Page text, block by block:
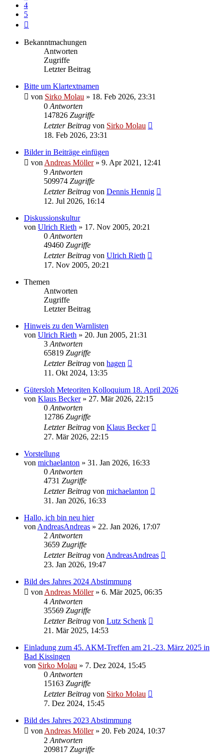
4
5
Bekanntmachungen
Antworten
Zugriffe
Letzter Beitrag
Bitte um Klartextnamen
von Sirko Molau » 18. Feb 2026, 23:31
0 Antworten
147826 Zugriffe
Letzter Beitrag von Sirko Molau
18. Feb 2026, 23:31
Bilder in Beiträge einfügen
von Andreas Möller» 9. Apr 2021, 12:41
9 Antworten
509974 Zugriffe
Letzter Beitrag von Dennis Hennig
12. Jul 2026, 16:14
Diskussionskultur
von Ulrich Rieth » 17. Nov 2005, 20:21
0 Antworten
49460 Zugriffe
Letzter Beitrag von Ulrich Rieth
17. Nov 2005, 20:21
Themen
Antworten
Zugriffe
Letzter Beitrag
Hinweis zu den Warnlisten
von Ulrich Rieth » 20. Jun 2005, 21:31
3 Antworten
65819 Zugriffe
Letzter Beitrag von hagen
11. Okt 2024, 13:35
Gütersloh Meteoriten Kolloquium 18. April 2026
von Klaus Becker» 27. Mär 2026, 22:15
0 Antworten
12786 Zugriffe
Letzter Beitrag von Klaus Becker
27. Mär 2026, 22:15
Vorstellung
von michaelanton » 31. Jan 2026, 16:33
0 Antworten
4731 Zugriffe
Letzter Beitrag von michaelanton
31. Jan 2026, 16:33
Hallo, ich bin neu hier
von AndreasAndreas » 22. Jan 2026, 17:07
2 Antworten
3659 Zugriffe
Letzter Beitrag von AndreasAndreas
23. Jan 2026, 19:47
Bild des Jahres 2024 Abstimmung
von Andreas Möller» 6. Mär 2025, 06:35
4 Antworten
35569 Zugriffe
Letzter Beitrag von Lutz Schenk
21. Mär 2025, 14:53
Einladung zum 45. AKM-Treffen am 21.-23. März 2025 in
Bad Kissingen
von Sirko Molau » 7. Dez 2024, 15:45
0 Antworten
15163 Zugriffe
Letzter Beitrag von Sirko Molau
7. Dez 2024, 15:45
Bild des Jahres 2023 Abstimmung
von Andreas Möller» 20. Feb 2024, 10:37
2 Antworten
209817 Zugriffe